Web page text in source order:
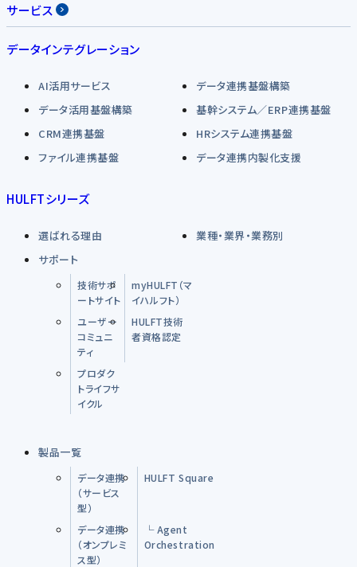
サービス
データインテグレーション
AI活用サービス
データ連携基盤構築
データ活用基盤構築
基幹システム／ERP連携基盤
CRM連携基盤
HRシステム連携基盤
ファイル連携基盤
データ連携内製化支援
HULFTシリーズ
選ばれる理由
業種・業界・業務別
サポート
技術サポ
ートサイト
myHULFT（マ
イハルフト）
ユーザー
コミュニ
ティ
HULFT技術
者資格認定
プロダク
トライフサ
イクル
製品一覧
データ連携
（サービス
型）
HULFT Square
データ連携
（オンプレミ
ス型）
└ Agent
Orchestration